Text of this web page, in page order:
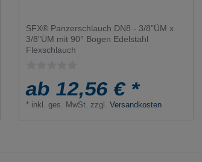
SFX® Panzerschlauch DN8 - 3/8"ÜM x
3/8"ÜM mit 90° Bogen Edelstahl
Flexschlauch
ab 12,56 € *
* inkl. ges. MwSt. zzgl.Versandkosten